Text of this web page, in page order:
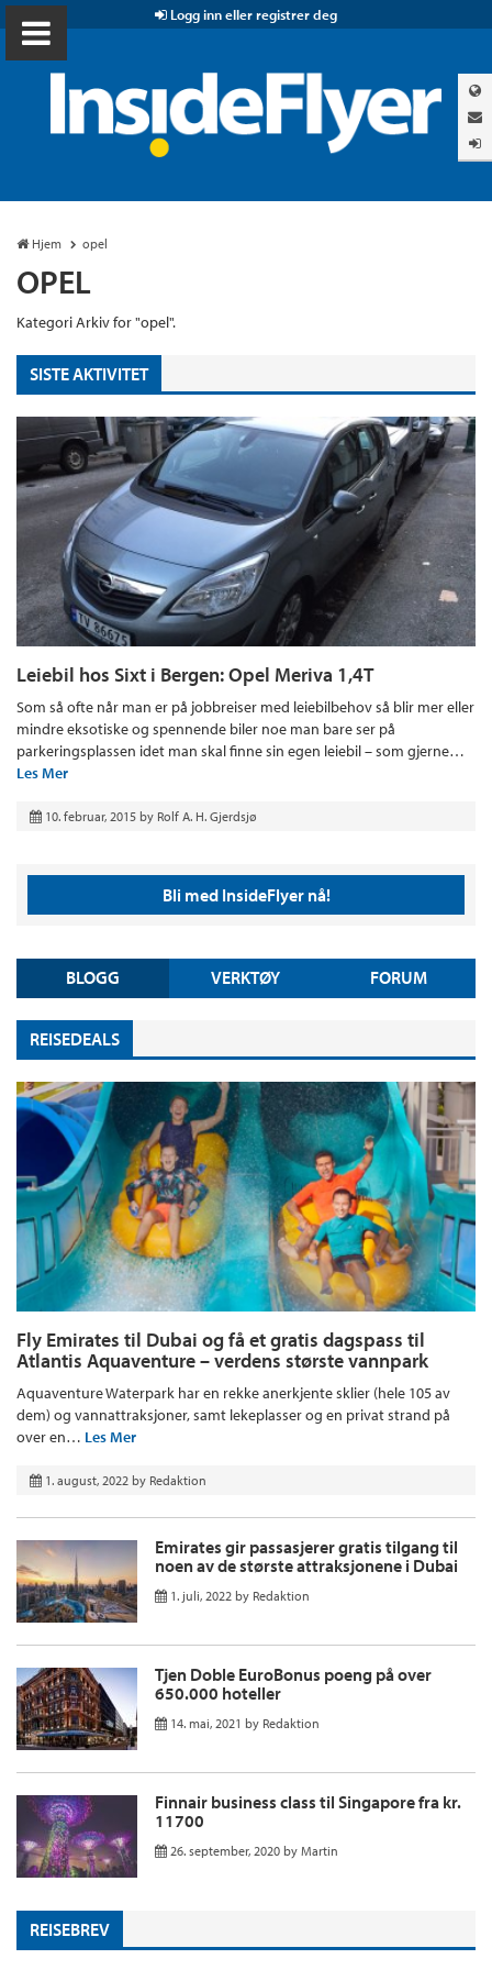
Logg inn eller registrer deg
Hjem opel
OPEL
Kategori Arkiv for "opel".
SISTE AKTIVITET
Leiebil hos Sixt i Bergen: Opel Meriva 1,4T
Som så ofte når man er på jobbreiser med leiebilbehov så blir mer eller
mindre eksotiske og spennende biler noe man bare ser på
parkeringsplassen idet man skal finne sin egen leiebil – som gjerne…
Les Mer
10. februar, 2015 by Rolf A. H. Gjerdsjø
Bli med InsideFlyer nå!
BLOGG VERKTØY FORUM
REISEDEALS
Fly Emirates til Dubai og få et gratis dagspass til
Atlantis Aquaventure – verdens største vannpark
Aquaventure Waterpark har en rekke anerkjente sklier (hele 105 av
dem) og vannattraksjoner, samt lekeplasser og en privat strand på
over en… Les Mer
1. august, 2022 by Redaktion
Emirates gir passasjerer gratis tilgang til
noen av de største attraksjonene i Dubai
1. juli, 2022 by Redaktion
Tjen Doble EuroBonus poeng på over
650.000 hoteller
14. mai, 2021 by Redaktion
Finnair business class til Singapore fra kr.
11700
26. september, 2020 by Martin
REISEBREV